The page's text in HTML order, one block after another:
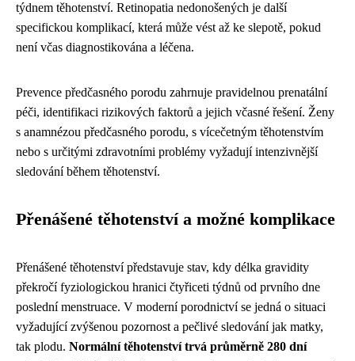
týdnem těhotenství. Retinopatia nedonošených je další
specifickou komplikací, která může vést až ke slepotě, pokud
není včas diagnostikována a léčena.
Prevence předčasného porodu zahrnuje pravidelnou prenatální
péči, identifikaci rizikových faktorů a jejich včasné řešení. Ženy
s anamnézou předčasného porodu, s vícečetným těhotenstvím
nebo s určitými zdravotními problémy vyžadují intenzivnější
sledování během těhotenství.
Přenášené těhotenství a možné komplikace
Přenášené těhotenství představuje stav, kdy délka gravidity
překročí fyziologickou hranici čtyřiceti týdnů od prvního dne
poslední menstruace. V moderní porodnictví se jedná o situaci
vyžadující zvýšenou pozornost a pečlivé sledování jak matky,
tak plodu. Normální těhotenství trvá průměrně 280 dní